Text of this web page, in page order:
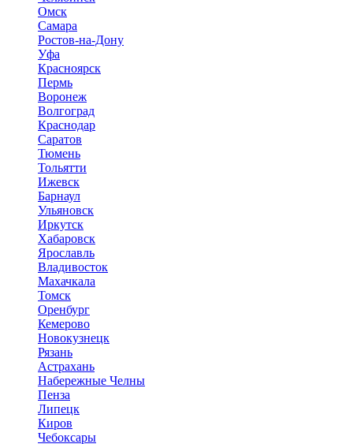
Омск
Самара
Ростов-на-Дону
Уфа
Красноярск
Пермь
Воронеж
Волгоград
Краснодар
Саратов
Тюмень
Тольятти
Ижевск
Барнаул
Ульяновск
Иркутск
Хабаровск
Ярославль
Владивосток
Махачкала
Томск
Оренбург
Кемерово
Новокузнецк
Рязань
Астрахань
Набережные Челны
Пенза
Липецк
Киров
Чебоксары